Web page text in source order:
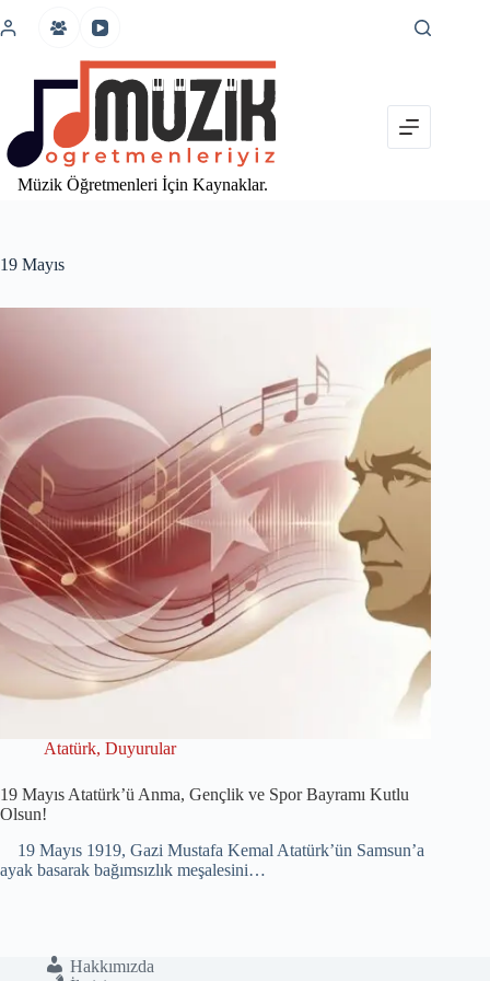
atla
Müzik Öğretmenleri İçin Kaynaklar.
19 Mayıs
Atatürk, Duyurular
19 Mayıs Atatürk’ü Anma, Gençlik ve Spor Bayramı Kutlu
Olsun!
19 Mayıs 1919, Gazi Mustafa Kemal Atatürk’ün Samsun’a
ayak basarak bağımsızlık meşalesini…
Hakkımızda